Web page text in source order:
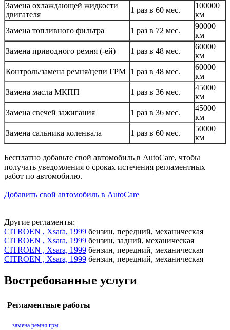
Замена охлаждающей жидкости
двигателя
1 раз в 60 мес.
100000
км
Замена топливного фильтра
1 раз в 72 мес.
90000
км
Замена приводного ремня (-ей)
1 раз в 48 мес.
60000
км
Контроль/замена ремня/цепи ГРМ 1 раз в 48 мес.
60000
км
Замена масла МКПП
1 раз в 36 мес.
45000
км
Замена свечей зажигания
1 раз в 36 мес.
45000
км
Замена сальника коленвала
1 раз в 60 мес.
50000
км
Бесплатно добавьте свой автомобиль в AutoCare, чтобы
получать уведомления о сроках истечения регламентных
работ по автомобилю.
Добавить свой автомобиль в AutoCare
Другие регламенты:
CITROEN , Xsara, 1999 бензин, передний, механическая
CITROEN , Xsara, 1999 бензин, задний, механическая
CITROEN , Xsara, 1999 бензин, передний, механическая
CITROEN , Xsara, 1999 бензин, передний, механическая
Востребованные услуги
Регламентные работы
замена ремня грм